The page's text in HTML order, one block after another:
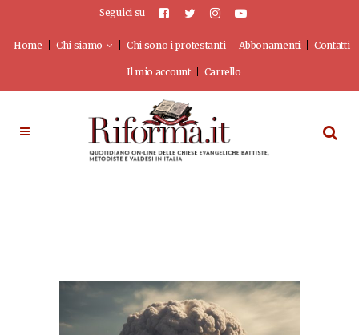
Seguici su
Home Chi siamo Chi sono i protestanti Abbonamenti Contatti
Il mio account Carrello